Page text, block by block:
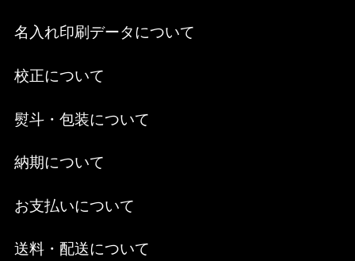
名入れ印刷データについて
校正について
熨斗・包装について
納期について
お支払いについて
送料・配送について